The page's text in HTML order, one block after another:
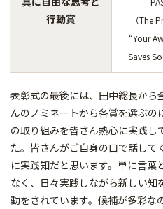
行動賞
（The
“Your
Saves
表彰式の最後には、田中総長から
んのノミネートから各賞を選ぶの
の取り組みを皆さん熱心に実践し
た。皆さんがご自身の口で話して
に実践知だと思います。単に言
なく、日々実践しながら新しい
動をされています。候補が多彩な